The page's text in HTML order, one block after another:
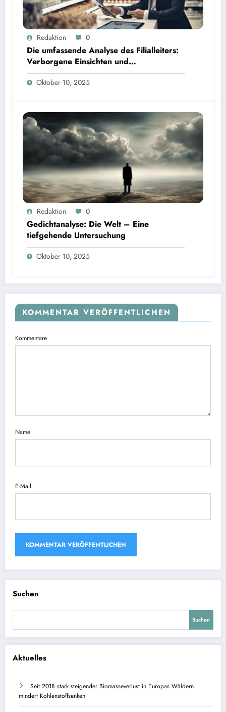
Redaktion 0
Die umfassende Analyse des Filialleiters:
Verborgene Einsichten und
Interpretationen
Oktober 10, 2025
Redaktion 0
Gedichtanalyse: Die Welt – Eine
tiefgehende Untersuchung
Oktober 10, 2025
KOMMENTAR VERÖFFENTLICHEN
Kommentare
Name
E-Mail
Suchen
Suchen
Aktuelles
Seit 2018 stark steigender Biomasseverlust in Europas Wäldern
mindert Kohlenstoffsenken